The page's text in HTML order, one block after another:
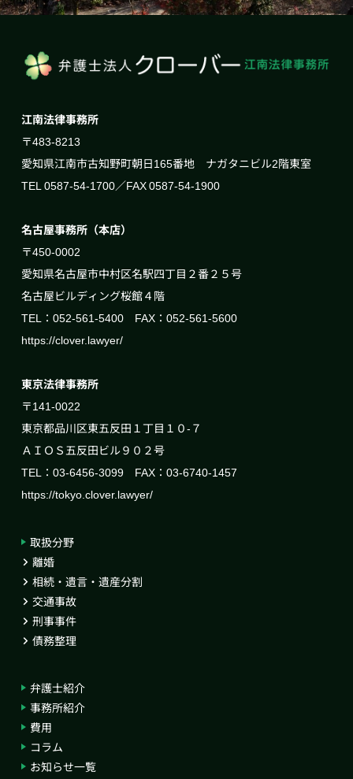
江南法律事務所
〒483-8213
愛知県江南市古知野町朝日165番地 ナガタニビル2階東室
TEL 0587-54-1700／FAX 0587-54-1900
名古屋事務所（本店）
〒450-0002
愛知県名古屋市中村区名駅四丁目２番２５号
名古屋ビルディング桜館４階
TEL：052-561-5400 FAX：052-561-5600
https://clover.lawyer/
東京法律事務所
〒141-0022
東京都品川区東五反田１丁目１０-７
ＡＩＯＳ五反田ビル９０２号
TEL：03-6456-3099 FAX：03-6740-1457
https://tokyo.clover.lawyer/
取扱分野
離婚
相続・遺言・遺産分割
交通事故
刑事事件
債務整理
弁護士紹介
事務所紹介
費用
コラム
お知らせ一覧